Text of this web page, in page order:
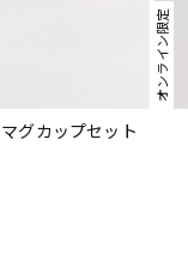
グカップセット
オンライン限定